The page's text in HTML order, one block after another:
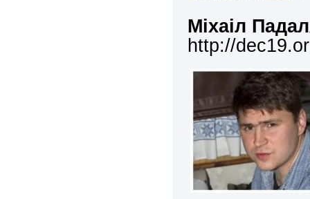
Міхаіл П
http://